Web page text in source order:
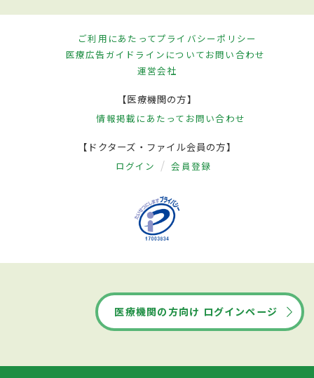
ご利用にあたってプライバシーポリシー
医療広告ガイドラインについてお問い合わせ
運営会社
【医療機関の方】
情報掲載にあたって お問い合わせ
【ドクターズ・ファイル会員の方】
ログイン 会員登録
医療機関の方向け ログインページ